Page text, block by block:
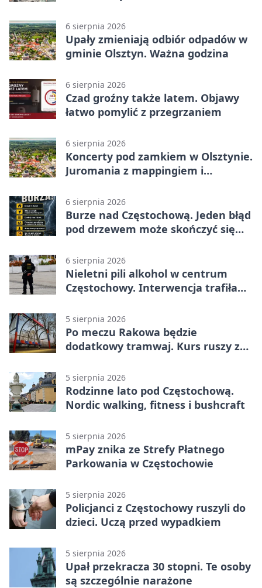
6 sierpnia 2026
Upały zmieniają odbiór odpadów w
gminie Olsztyn. Ważna godzina
6 sierpnia 2026
Czad groźny także latem. Objawy
łatwo pomylić z przegrzaniem
6 sierpnia 2026
Koncerty pod zamkiem w Olsztynie.
Juromania z mappingiem i
6 sierpnia 2026
Burze nad Częstochową. Jeden błąd
pod drzewem może skończyć się
6 sierpnia 2026
Nieletni pili alkohol w centrum
Częstochowy. Interwencja trafiła
5 sierpnia 2026
Po meczu Rakowa będzie
dodatkowy tramwaj. Kurs ruszy ze
5 sierpnia 2026
Rodzinne lato pod Częstochową.
Nordic walking, fitness i bushcraft
5 sierpnia 2026
mPay znika ze Strefy Płatnego
Parkowania w Częstochowie
5 sierpnia 2026
Policjanci z Częstochowy ruszyli do
dzieci. Uczą przed wypadkiem
5 sierpnia 2026
Upał przekracza 30 stopni. Te osoby
są szczególnie narażone